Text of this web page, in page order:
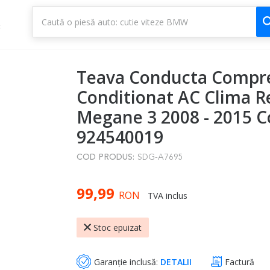
Teava Conducta
Conditionat AC Clima
Megane 3 2008 - 2015
924540019
COD PRODUS: SDG-A7695
99,99 RON TVA inclus
Stoc epuizat
Garanție inclusă: DETALII Factură